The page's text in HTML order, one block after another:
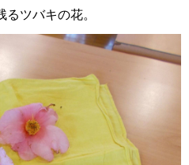
ツバキの花。